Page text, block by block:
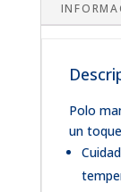
Polo
un